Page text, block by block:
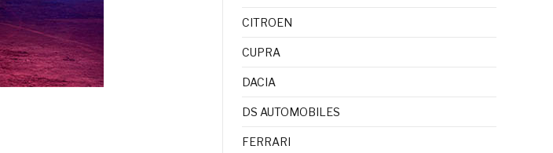
CITROEN
CUPRA
DACIA
DS AUTOMOBILES
FERRARI